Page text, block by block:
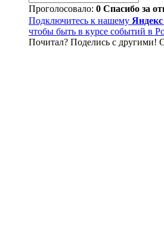
Проголосовало: 0 Спасибо за
Подключитесь к нашему
чтобы быть в курсе событий в
Почитал? Поделись с другими!